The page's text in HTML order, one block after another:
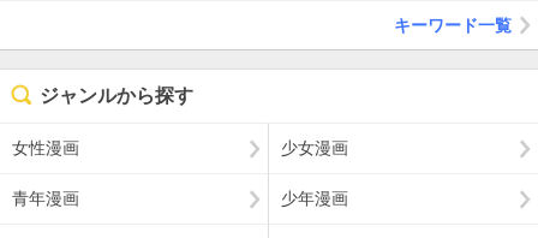
キーワード一覧
ジャンルから探す
女性漫画 少女漫画
青年漫画 少年漫画